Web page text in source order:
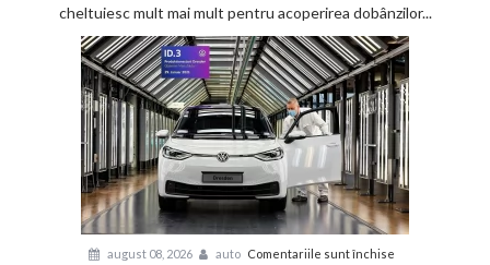
greu
furnizorii
auto
germani,
arată
un
studiu
recent
cheltuiesc mult mai mult pentru acoperirea dobânzilor...
august 08, 2026 auto Comentariile sunt închise